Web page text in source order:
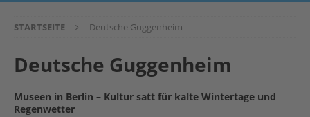
STARTSEITE Deutsche Guggenheim
Deutsche Guggenheim
Museen in Berlin – Kultur satt für kalte Wintertage und
Regenwetter